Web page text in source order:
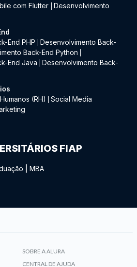
com Flutter
Desenvolvimento
End PHP
Desenvolvimento Back-
Back-End Python
End Java
Desenvolvimento Back-
(RH)
Social Media
FIAP
MBA
SOBRE A ALURA
CENTRAL DE AJUDA